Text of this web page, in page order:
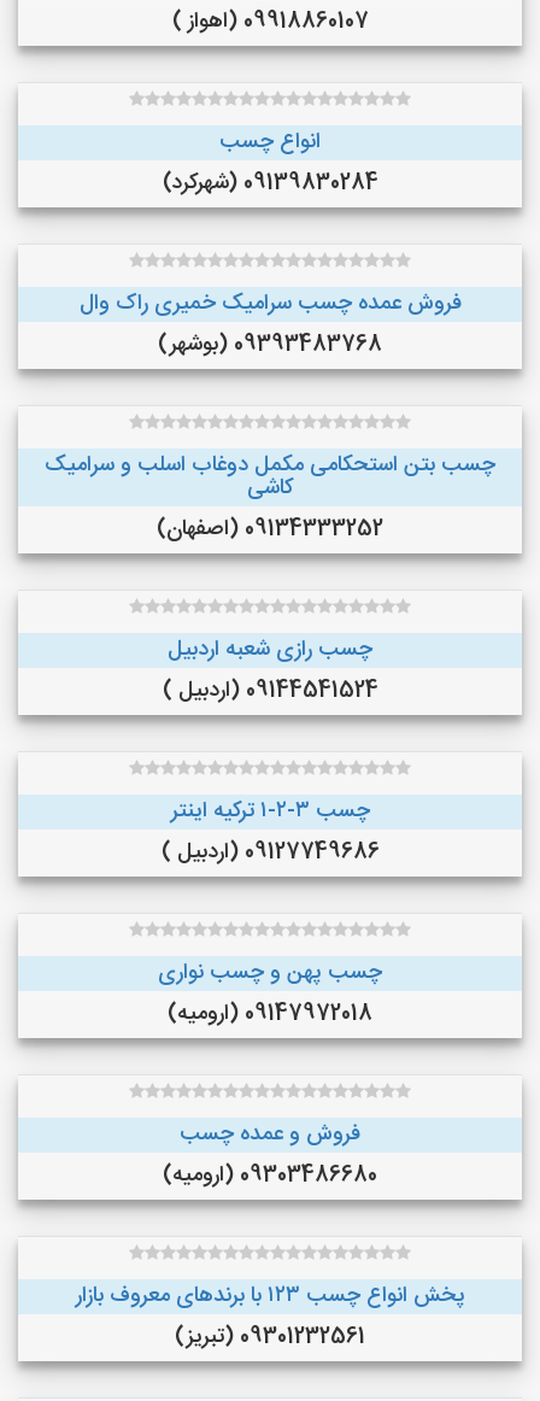
09918860107 (اهواز )
انواع چسب
09139830284 (شهرکرد)
فروش عمده چسب سرامیک خمیری راک وال
09393483768 (بوشهر)
چسب بتن استحکامی مکمل دوغاب اسلب و سرامیک
کاشی
09134333252 (اصفهان)
چسب رازی شعبه اردبیل
09144541524 (اردبیل )
چسب ۳-۲-۱ ترکیه اینتر
09127749686 (اردبیل )
چسب پهن و چسب نواری
09147972018 (ارومیه)
فروش و عمده چسب
09303486680 (ارومیه)
پخش انواع چسب ۱۲۳ با برندهای معروف بازار
09301232561 (تبریز)